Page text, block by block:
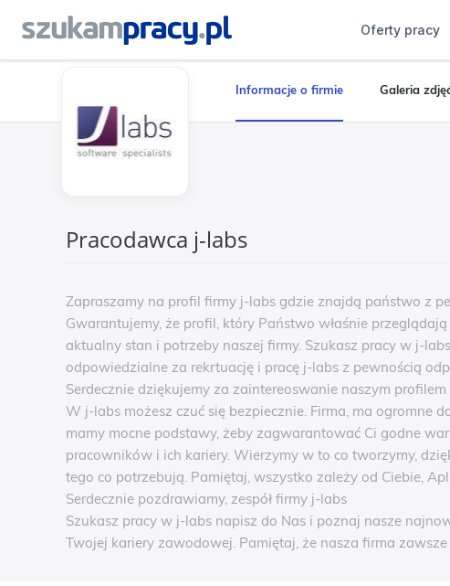
Oferty pracy
Informacje o firmie Galeria
Pracodawca j-labs
Zapraszamy na profil firmy j-labs gdzie znajdą państwo z
Gwarantujemy, że profil, który Państwo właśnie
aktualny stan i potrzeby naszej firmy. Szukasz pracy w j-
odpowiedzialne za rekrtuację i pracę j-labs z pewnością
Serdecznie dziękujemy za zaintereoswanie naszym
W j-labs możesz czuć się bezpiecznie. Firma, ma ogromne
mamy mocne podstawy, żeby zagwarantować Ci godne
pracowników i ich kariery. Wierzymy w to co tworzymy,
tego co potrzebują. Pamiętaj, wszystko zależy od Ciebie,
Serdecznie pozdrawiamy, zespół firmy j-labs
Szukasz pracy w j-labs napisz do Nas i poznaj nasze
Twojej kariery zawodowej. Pamiętaj, że nasza firma